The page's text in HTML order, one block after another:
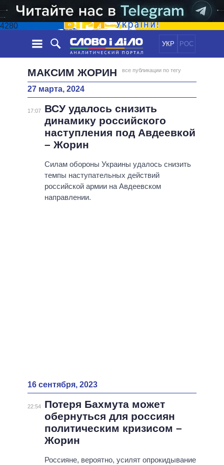
4280
УКР РОС
НОВОСТИ
ЛЕНТА
СОБЫТИЯ
СТАТЬИ
МНЕНИЯ
ДАЙДЖЕСТЫ
ЭКОНОМИКА
ОБЩЕСТВО
МИР
ПОЛИТИКИ
ВСЕ ПОЛИТИКИ
ПРЕЗИДЕНТ И ОФИС
ВЕРХОВНАЯ РАДА
КАБИНЕТ МИНИСТРОВ
ГЛАВЫ ОБЛАДМИНИСТРАЦИЙ
ИНФОГРАФИКА
ВИДЕО
ПОДДЕРЖАТЬ
МАКСИМ ЖОРИН все публикации по тегу
27 марта, 2024
17:07
ВСУ удалось снизить
динамику российского
наступления под Авдеевкой
– Жорин
Силам обороны Украины удалось снизить
темпы наступательных действий
российской армии на Авдеевском
направлении.
16 сентября, 2023
22:54
Потеря Бахмута может
обернуться для россиян
политическим кризисом –
Жорин
Россияне, вероятно, усилят опрокидывание